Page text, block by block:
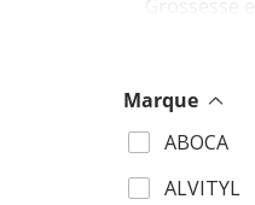
Grossesse
Marque
ABOCA
ALVITYL